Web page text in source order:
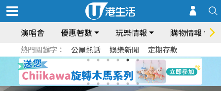
演唱會 優惠著數 玩樂情報 購物情報
熱門關鍵字： 公屋熱話 娛樂新聞 定期存款